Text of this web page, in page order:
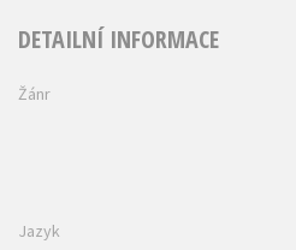
DETAILNÍ INFORMACE
Žánr
Jazyk